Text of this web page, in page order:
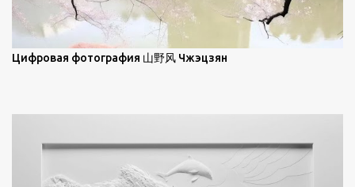
зрителям незаконченный рассказ, который усиливается его
уникальной манерой использования освещения". Для
просмотра всех работ, посетите страницу –
Цифровая фотография 山野风 Чжэцзян